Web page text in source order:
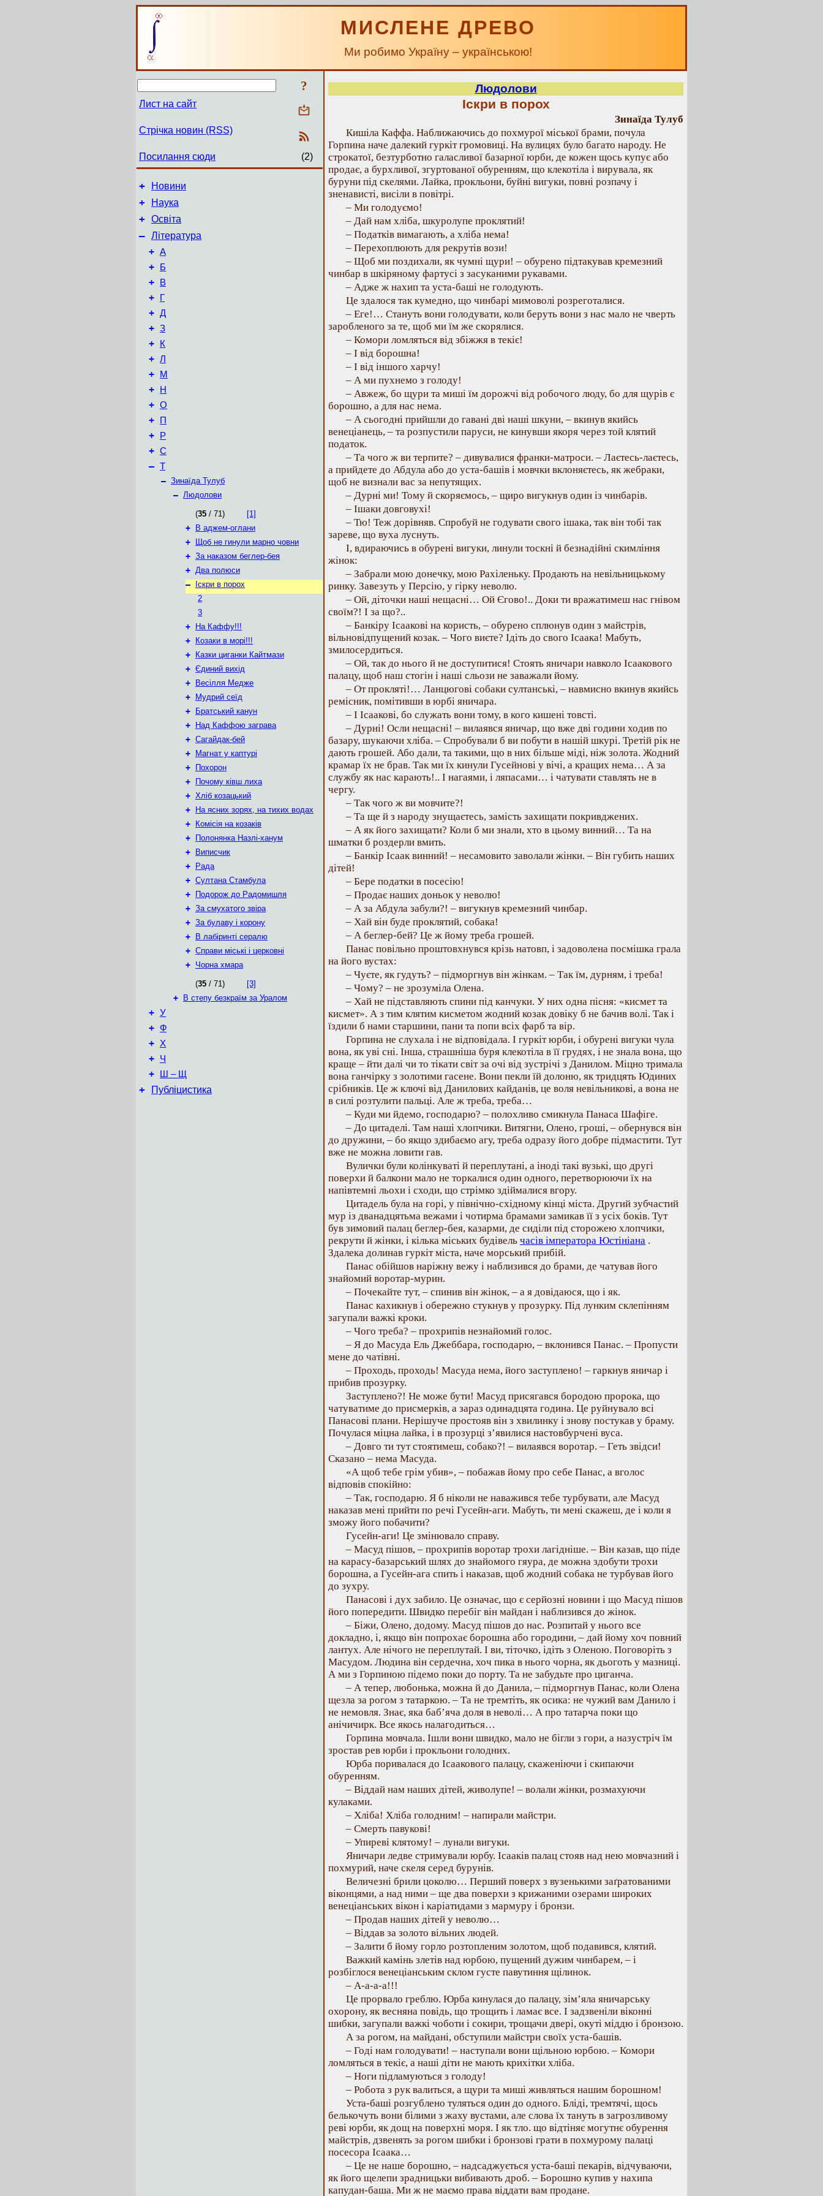
МИСЛЕНЕ ДРЕВО
Ми робимо Україну – українською!
?
Лист на сайт
Стрічка новин (RSS)
Посилання сюди (2)
+ Новини
+ Наука
+ Освіта
– Література
+ А
+ Б
+ В
+ Г
+ Д
+ З
+ К
+ Л
+ М
+ Н
+ О
+ П
+ Р
+ С
– Т
– Зинаїда Тулуб
– Людолови
(35 / 71)
[1]
+
В аджем-оглани
+
Щоб не гинули марно човни
+ За наказом беглер-бея
+ Два полюси
–
Іскри в порох
2
3
+
На Каффу!!!
+
Козаки в морі!!!
+
Казки циганки Кайтмази
+ Єдиний вихід
+
Весілля Медже
+
Мудрий сеїд
+
Братський канун
+
Над Каффою заграва
+ Сагайдак-бей
+
Магнат у каптурі
+
Похорон
+
Почому ківш лиха
+ Хліб козацький
+
На ясних зорях, на тихих водах
+
Комісія на козаків
+
Полонянка Назлі-ханум
+
Виписчик
+
Рада
+ Султана Стамбула
+
Подорож до Радомишля
+ За смухатого звіра
+ За булаву і корону
+
В лабіринті сералю
+ Справи міські і церковні
+ Чорна хмара
(35 / 71)
[3]
+
В степу безкраїм за Уралом
+ У
+ Ф
+ Х
+ Ч
+ Ш – Щ
+ Публіцистика
Людолови
Іскри в порох
Зинаїда Тулуб
Кишіла Каффа. Наближаючись до похмурої міської брами, почула
Горпина наче далекий гуркіт громовиці. На вулицях було багато народу. Не
строкатої, безтурботно галасливої базарної юрби, де кожен щось купує або
продає, а бурхливої, згуртованої обуренням, що клекотіла і вирувала, як
буруни під скелями. Лайка, прокльони, буйні вигуки, повні розпачу і
зненависті, висіли в повітрі.
– Ми голодуємо!
– Дай нам хліба, шкуролупе проклятий!
– Податків вимагають, а хліба нема!
– Перехоплюють для рекрутів вози!
– Щоб ми поздихали, як чумні щури! – обурено підтакував кремезний
чинбар в шкіряному фартусі з засуканими рукавами.
– Адже ж нахип та уста-баші не голодують.
Це здалося так кумедно, що чинбарі мимоволі розреготалися.
– Еге!… Стануть вони голодувати, коли беруть вони з нас мало не чверть
заробленого за те, щоб ми їм же скорялися.
– Комори ломляться від збіжжя в текіє!
– І від борошна!
– І від іншого харчу!
– А ми пухнемо з голоду!
– Авжеж, бо щури та миші їм дорожчі від робочого люду, бо для щурів є
борошно, а для нас нема.
– А сьогодні прийшли до гавані дві наші шкуни, – вкинув якийсь
венеціанець, – та розпустили паруси, не кинувши якоря через той клятий
податок.
– Та чого ж ви терпите? – дивувалися франки-матроси. – Лаєтесь-лаєтесь,
а прийдете до Абдула або до уста-башів і мовчки вклоняєтесь, як жебраки,
щоб не визнали вас за непутящих.
– Дурні ми! Тому й скоряємось, – щиро вигукнув один із чинбарів.
– Ішаки довговухі!
– Тю! Теж дорівняв. Спробуй не годувати свого ішака, так він тобі так
зареве, що вуха луснуть.
І, вдираючись в обурені вигуки, линули тоскні й безнадійні скимління
жінок:
– Забрали мою донечку, мою Рахіленьку. Продають на невільницькому
ринку. Завезуть у Персію, у гірку неволю.
– Ой, діточки наші нещасні… Ой Єгово!.. Доки ти вражатимеш нас гнівом
своїм?! І за що?..
– Банкіру Ісаакові на користь, – обурено сплюнув один з майстрів,
вільновідпущений козак. – Чого виєте? Ідіть до свого Ісаака! Мабуть,
змилосердиться.
– Ой, так до нього й не доступитися! Стоять яничари навколо Ісаакового
палацу, щоб наш стогін і наші сльози не заважали йому.
– От прокляті!… Ланцюгові собаки султанські, – навмисно вкинув якийсь
ремісник, помітивши в юрбі яничара.
– І Ісаакові, бо служать вони тому, в кого кишені товсті.
– Дурні! Осли нещасні! – вилаявся яничар, що вже дві години ходив по
базару, шукаючи хліба. – Спробували б ви побути в нашій шкурі. Третій рік не
дають грошей. Або дали, та такими, що в них більше міді, ніж золота. Жодний
крамар їх не брав. Так ми їх кинули Гусейнові у вічі, а кращих нема… А за
службу як нас карають!.. І нагаями, і ляпасами… і чатувати ставлять не в
чергу.
– Так чого ж ви мовчите?!
– Та ще й з народу знущаєтесь, замість захищати покривджених.
– А як його захищати? Коли б ми знали, хто в цьому винний… Та на
шматки б роздерли вмить.
– Банкір Ісаак винний! – несамовито заволали жінки. – Він губить наших
дітей!
– Бере податки в посесію!
– Продає наших доньок у неволю!
– А за Абдула забули?! – вигукнув кремезний чинбар.
– Хай він буде проклятий, собака!
– А беглер-бей? Це ж йому треба грошей.
Панас повільно проштовхнувся крізь натовп, і задоволена посмішка грала
на його вустах:
– Чуєте, як гудуть? – підморгнув він жінкам. – Так їм, дурням, і треба!
– Чому? – не зрозуміла Олена.
– Хай не підставляють спини під канчуки. У них одна пісня: «кисмет та
кисмет». А з тим клятим кисметом жодний козак довіку б не бачив волі. Так і
їздили б нами старшини, пани та попи всіх фарб та вір.
Горпина не слухала і не відповідала. І гуркіт юрби, і обурені вигуки чула
вона, як уві сні. Інша, страшніша буря клекотіла в її грудях, і не знала вона, що
краще – йти далі чи то тікати світ за очі від зустрічі з Данилом. Міцно тримала
вона ганчірку з золотими гасене. Вони пекли їй долоню, як тридцять Юдиних
срібників. Це ж ключі від Данилових кайданів, це воля невільникові, а вона не
в силі розтулити пальці. Але ж треба, треба…
– Куди ми йдемо, господарю? – полохливо смикнула Панаса Шафіге.
– До цитаделі. Там наші хлопчики. Витягни, Олено, гроші, – обернувся він
до дружини, – бо якщо здибаємо агу, треба одразу його добре підмастити. Тут
вже не можна ловити гав.
Вулички були колінкуваті й переплутані, а іноді такі вузькі, що другі
поверхи й балкони мало не торкалися один одного, перетворюючи їх на
напівтемні льохи і сходи, що стрімко здіймалися вгору.
Цитадель була на горі, у північно-східному кінці міста. Другий зубчастий
мур із дванадцятьма вежами і чотирма брамами замикав її з усіх боків. Тут
був зимовий палац беглер-бея, казарми, де сиділи під сторожею хлопчики,
рекрути й жінки, і кілька міських будівель часів імператора Юстініана .
Здалека долинав гуркіт міста, наче морський прибій.
Панас обійшов наріжну вежу і наблизився до брами, де чатував його
знайомий воротар-мурин.
– Почекайте тут, – спинив він жінок, – а я довідаюся, що і як.
Панас кахикнув і обережно стукнув у прозурку. Під лунким склепінням
загупали важкі кроки.
– Чого треба? – прохрипів незнайомий голос.
– Я до Масуда Ель Джеббара, господарю, – вклонився Панас. – Пропусти
мене до чатівні.
– Проходь, проходь! Масуда нема, його заступлено! – гаркнув яничар і
прибив прозурку.
Заступлено?! Не може бути! Масуд присягався бородою пророка, що
чатуватиме до присмерків, а зараз одинадцята година. Це руйнувало всі
Панасові плани. Нерішуче простояв він з хвилинку і знову постукав у браму.
Почулася міцна лайка, і в прозурці з’явилися настовбурчені вуса.
– Довго ти тут стоятимеш, собако?! – вилаявся воротар. – Геть звідси!
Сказано – нема Масуда.
«А щоб тебе грім убив», – побажав йому про себе Панас, а вголос
відповів спокійно:
– Так, господарю. Я б ніколи не наважився тебе турбувати, але Масуд
наказав мені прийти по речі Гусейн-аги. Мабуть, ти мені скажеш, де і коли я
зможу його побачити?
Гусейн-аги! Це змінювало справу.
– Масуд пішов, – прохрипів воротар трохи лагідніше. – Він казав, що піде
на карасу-базарський шлях до знайомого гяура, де можна здобути трохи
борошна, а Гусейн-ага спить і наказав, щоб жодний собака не турбував його
до зухру.
Панасові і дух забило. Це означає, що є серйозні новини і що Масуд пішов
його попередити. Швидко перебіг він майдан і наблизився до жінок.
– Біжи, Олено, додому. Масуд пішов до нас. Розпитай у нього все
докладно, і, якщо він попрохає борошна або городини, – дай йому хоч повний
лантух. Але нічого не переплутай. І ви, тіточко, ідіть з Оленою. Поговоріть з
Масудом. Людина він сердечна, хоч пика в нього чорна, як дьоготь у мазниці.
А ми з Горпиною підемо поки до порту. Та не забудьте про циганча.
– А тепер, любонька, можна й до Данила, – підморгнув Панас, коли Олена
щезла за рогом з татаркою. – Та не тремтіть, як осика: не чужий вам Данило і
не немовля. Знає, яка баб’яча доля в неволі… А про татарча поки що
анічичирк. Все якось налагодиться…
Горпина мовчала. Ішли вони швидко, мало не бігли з гори, а назустріч їм
зростав рев юрби і прокльони голодних.
Юрба поривалася до Ісаакового палацу, скаженіючи і скипаючи
обуренням.
– Віддай нам наших дітей, живолупе! – волали жінки, розмахуючи
кулаками.
– Хліба! Хліба голодним! – напирали майстри.
– Смерть павукові!
– Упиреві клятому! – лунали вигуки.
Яничари ледве стримували юрбу. Ісааків палац стояв над нею мовчазний і
похмурий, наче скеля серед бурунів.
Величезні брили цоколю… Перший поверх з вузенькими заґратованими
віконцями, а над ними – ще два поверхи з крижаними озерами широких
венеціанських вікон і каріатидами з мармуру і бронзи.
– Продав наших дітей у неволю…
– Віддав за золото вільних людей.
– Залити б йому горло розтопленим золотом, щоб подавився, клятий.
Важкий камінь злетів над юрбою, пущений дужим чинбарем, – і
розбіглося венеціанським склом густе павутиння щілинок.
– А-а-а-а!!!
Це прорвало греблю. Юрба кинулася до палацу, зім’яла яничарську
охорону, як весняна повідь, що трощить і ламає все. І задзвеніли віконні
шибки, загупали важкі чоботи і сокири, трощачи двері, окуті міддю і бронзою.
А за рогом, на майдані, обступили майстри своїх уста-башів.
– Годі нам голодувати! – наступали вони щільною юрбою. – Комори
ломляться в текіє, а наші діти не мають крихітки хліба.
– Ноги підламуються з голоду!
– Робота з рук валиться, а щури та миші живляться нашим борошном!
Уста-баші розгублено туляться один до одного. Бліді, тремтячі, щось
белькочуть вони білими з жаху вустами, але слова їх тануть в загрозливому
реві юрби, як дощ на поверхні моря. І як тло. що відтіняє могутнє обурення
майстрів, дзвенять за рогом шибки і бронзові грати в похмурому палаці
посесора Ісаака…
– Це не наше борошно, – надсаджується уста-баші пекарів, відчуваючи,
як його щелепи зрадницьки вибивають дроб. – Борошно купив у нахипа
капудан-баша. Ми ж не маємо права віддати вам продане.